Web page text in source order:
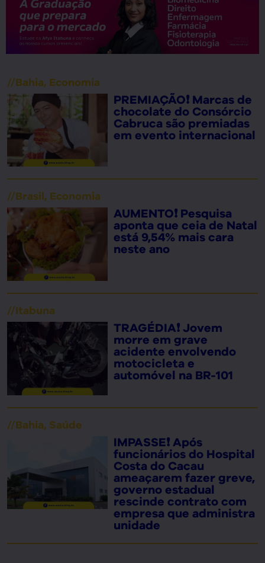
//Bahia, Economia
PREMIAÇÃO❗ Marcas de
chocolate do Consórcio
Cabruca são premiadas
em evento internacional
//Brasil, Economia
AUMENTO❗ Pesquisa
aponta que ceia de Natal
está 9,54% mais cara
neste ano
//Itabuna
TRAGÉDIA❗ Jovem
morre em grave
acidente envolvendo
motocicleta e
automóvel na BR-101
//Bahia, Saúde
IMPASSE❗ Após
funcionários do Hospital
Costa do Cacau
ameaçarem fazer greve,
governo estadual
rescinde contrato com
empresa que administra
unidade